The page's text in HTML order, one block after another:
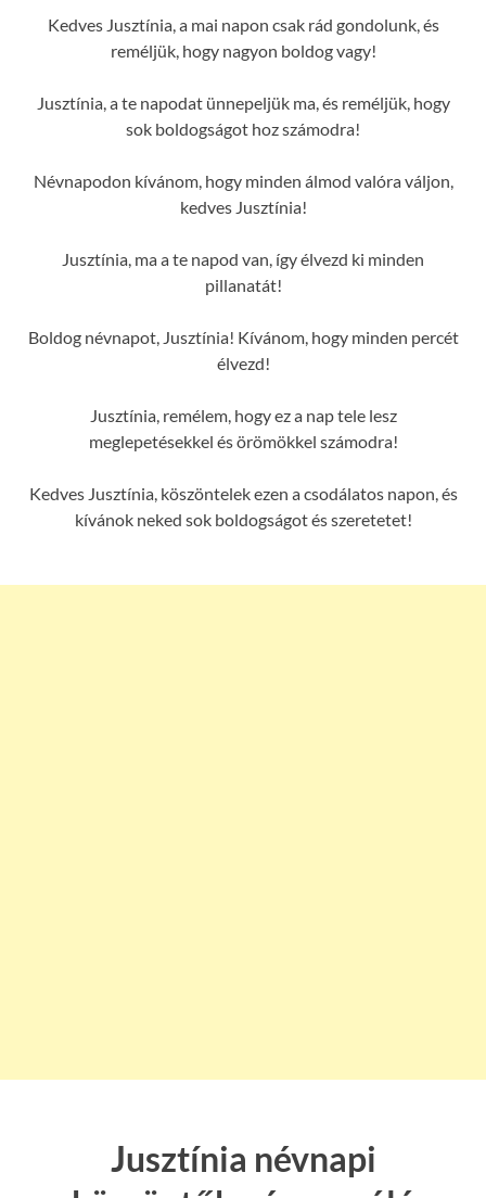
Kedves Jusztínia, a mai napon csak rád gondolunk, és
reméljük, hogy nagyon boldog vagy!
Jusztínia, a te napodat ünnepeljük ma, és reméljük, hogy
sok boldogságot hoz számodra!
Névnapodon kívánom, hogy minden álmod valóra váljon,
kedves Jusztínia!
Jusztínia, ma a te napod van, így élvezd ki minden
pillanatát!
Boldog névnapot, Jusztínia! Kívánom, hogy minden percét
élvezd!
Jusztínia, remélem, hogy ez a nap tele lesz
meglepetésekkel és örömökkel számodra!
Kedves Jusztínia, köszöntelek ezen a csodálatos napon, és
kívánok neked sok boldogságot és szeretetet!
Jusztínia névnapi